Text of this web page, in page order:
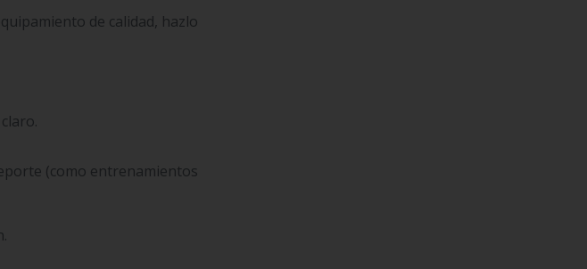
de calidad, hazlo
(como entrenamientos